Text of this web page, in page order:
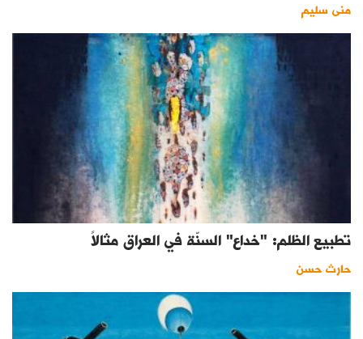
منى سليم
تطبيع الظلم: "خداع" السنّة في العراق مثالاً
حارث حسن